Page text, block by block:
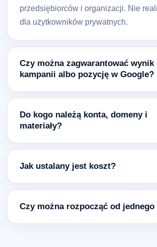
przedsiębiorców i organizacji. Nie
dla użytkowników prywatnych.
Czy można zagwarantować wynik
kampanii albo pozycję w Google?
Do kogo należą konta, domeny i
materiały?
Jak ustalany jest koszt?
Czy można rozpocząć od jednego